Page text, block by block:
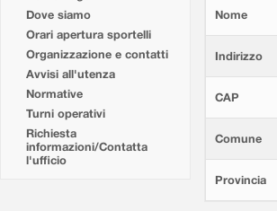
Dove siamo
Orari apertura sportelli
Organizzazione e contatti
Avvisi all'utenza
Normative
Turni operativi
Richiesta
informazioni/Contatta
l'ufficio
Nome
Indirizzo
CAP
Comune
Provincia